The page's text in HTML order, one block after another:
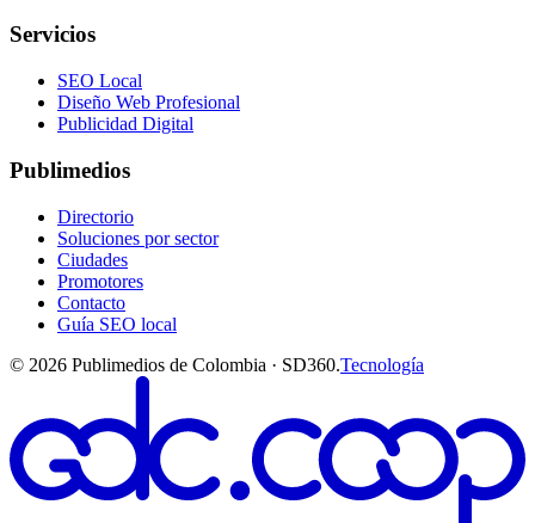
Servicios
SEO Local
Diseño Web Profesional
Publicidad Digital
Publimedios
Directorio
Soluciones por sector
Ciudades
Promotores
Contacto
Guía SEO local
© 2026 Publimedios de Colombia · SD360.Tecnología